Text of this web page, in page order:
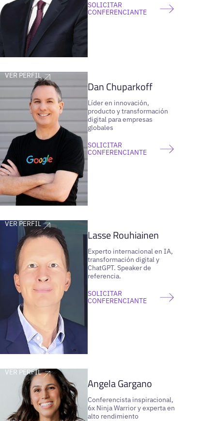
SOLICITAR
CONFERENCIANTE
VER PERFIL
Dan Chuparkoff
Líder en innovación,
producto y transformación
digital para empresas
globales
SOLICITAR
CONFERENCIANTE
VER PERFIL
Lasse Rouhiainen
Experto internacional en IA,
transformación digital y
ChatGPT. Speaker de
referencia.
SOLICITAR
CONFERENCIANTE
VER PERFIL
Angela Gargano
Conferencista inspiracional,
6x Ninja Warrior y experta en
alto rendimiento